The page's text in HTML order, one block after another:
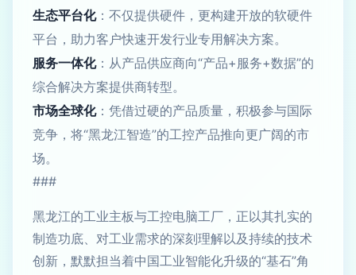
生态平台化：不仅提供硬件，更构建开放的软硬件
平台，助力客户快速开发行业专用解决方案。
服务一体化：从产品供应商向“产品+服务+数据”的
综合解决方案提供商转型。
市场全球化：凭借过硬的产品质量，积极参与国际
竞争，将“黑龙江智造”的工控产品推向更广阔的市
场。
###
黑龙江的工业主板与工控电脑工厂，正以其扎实的
制造功底、对工业需求的深刻理解以及持续的技术
创新，默默担当着中国工业智能化升级的“基石”角